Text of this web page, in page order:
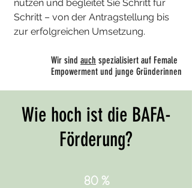
nutzen und begleitet Sie Schritt für
Schritt – von der Antragstellung bis
zur erfolgreichen Umsetzung.
Wir sind auch spezialisiert auf Female
Empowerment und junge Gründerinnen
​Wie hoch ist die BAFA-
Förderung?
80 %